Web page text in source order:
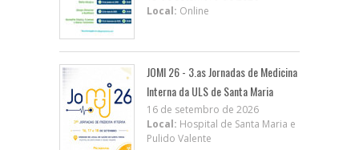
Local: Online
JOMI 26 - 3.as Jornadas de Medicina
Interna da ULS de Santa Maria
16 de setembro de 2026
Local: Hospital de Santa Maria e
Pulido Valente